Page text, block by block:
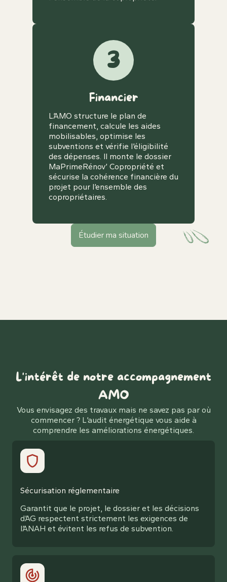
3
Financier
L’AMO structure le plan de
financement, calcule les aides
mobilisables, optimise les
subventions et vérifie l’éligibilité
des dépenses. Il monte le dossier
MaPrimeRénov’ Copropriété et
sécurise la cohérence financière du
projet pour l’ensemble des
copropriétaires.
Étudier ma situation
L'intérêt de notre accompagnement
AMO
Vous envisagez des travaux mais ne savez pas par où
commencer ? L’audit énergétique vous aide à
comprendre les améliorations énergétiques.
Sécurisation réglementaire
Garantit que le projet, le dossier et les décisions
d’AG respectent strictement les exigences de
l’ANAH et évitent les refus de subvention.